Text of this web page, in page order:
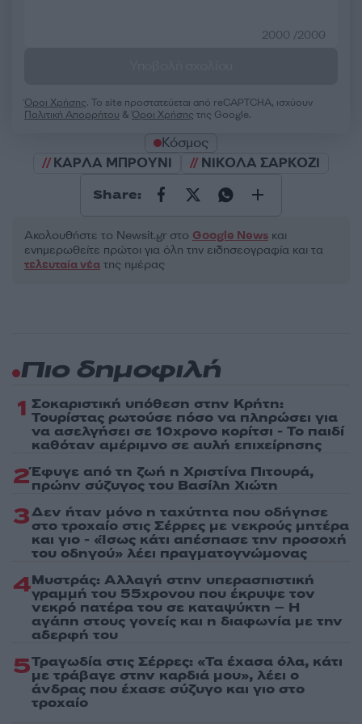
2000 /2000
Όροι Χρήσης. Το site προστατεύεται από reCAPTCHA, ισχύουν
Πολιτική Απορρήτου &Όροι Χρήσης της Google.
Κόσμος
ΚΑΡΛΑ ΜΠΡΟΥΝΙ
ΝΙΚΟΛΑ ΣΑΡΚΟΖΙ
Share:
Ακολουθήστε το Νewsit.gr στο Google News και
ενημερωθείτε πρώτοι για όλη την ειδησεογραφία και τα
τελευταία νέα της ημέρας
Πιο δημοφιλή
1 Σοκαριστική υπόθεση στην Κρήτη:
Τουρίστας ρωτούσε πόσο να πληρώσει για
να ασελγήσει σε 10χρονο κορίτσι - Το παιδί
καθόταν αμέριμνο σε αυλή επιχείρησης
2Έφυγε από τη ζωή η Χριστίνα Πιτουρά,
πρώην σύζυγος του Βασίλη Χιώτη
3Δεν ήταν μόνο η ταχύτητα που οδήγησε
στο τροχαίο στις Σέρρες με νεκρούς μητέρα
και γιο - «Ίσως κάτι απέσπασε την προσοχή
του οδηγού» λέει πραγματογνώμονας
4Μυστράς: Αλλαγή στην υπερασπιστική
γραμμή του 55χρονου που έκρυψε τον
νεκρό πατέρα του σε καταψύκτη – Η
αγάπη στους γονείς και η διαφωνία με την
αδερφή του
5Τραγωδία στις Σέρρες: «Τα έχασα όλα, κάτι
με τράβαγε στην καρδιά μου», λέει ο
άνδρας που έχασε σύζυγο και γιο στο
τροχαίο